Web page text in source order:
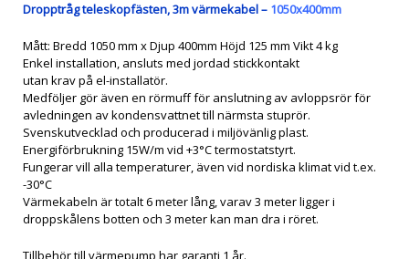
Dropptråg teleskopfästen, 3m värmekabel – 1050x400mm
Mått: Bredd 1050 mm x Djup 400mm Höjd 125 mm Vikt 4 kg
Enkel installation, ansluts med jordad stickkontakt
utan krav på el-installatör.
Medföljer gör även en rörmuff för anslutning av avloppsrör för
avledningen av kondensvattnet till närmsta stuprör.
Svenskutvecklad och producerad i miljövänlig plast.
Energiförbrukning 15W/m vid +3°C termostatstyrt.
Fungerar vill alla temperaturer, även vid nordiska klimat vid t.ex.
-30°C
Värmekabeln är totalt 6 meter lång, varav 3 meter ligger i
droppskålens botten och 3 meter kan man dra i röret.
Tillbehör till värmepump har garanti 1 år.